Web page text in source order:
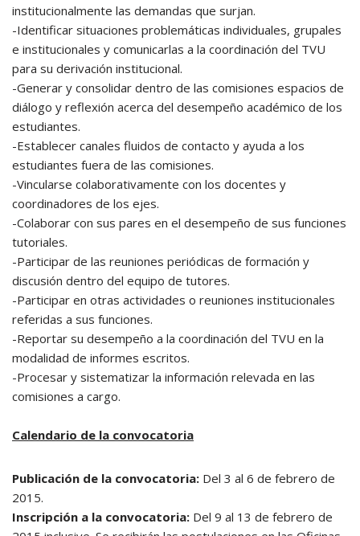
institucionalmente las demandas que surjan.
-Identificar situaciones problemáticas individuales, grupales
e institucionales y comunicarlas a la coordinación del TVU
para su derivación institucional.
-Generar y consolidar dentro de las comisiones espacios de
diálogo y reflexión acerca del desempeño académico de los
estudiantes.
-Establecer canales fluidos de contacto y ayuda a los
estudiantes fuera de las comisiones.
-Vincularse colaborativamente con los docentes y
coordinadores de los ejes.
-Colaborar con sus pares en el desempeño de sus funciones
tutoriales.
-Participar de las reuniones periódicas de formación y
discusión dentro del equipo de tutores.
-Participar en otras actividades o reuniones institucionales
referidas a sus funciones.
-Reportar su desempeño a la coordinación del TVU en la
modalidad de informes escritos.
-Procesar y sistematizar la información relevada en las
comisiones a cargo.
Calendario de la convocatoria
Publicación de la convocatoria: Del 3 al 6 de febrero de
2015.
Inscripción a la convocatoria: Del 9 al 13 de febrero de